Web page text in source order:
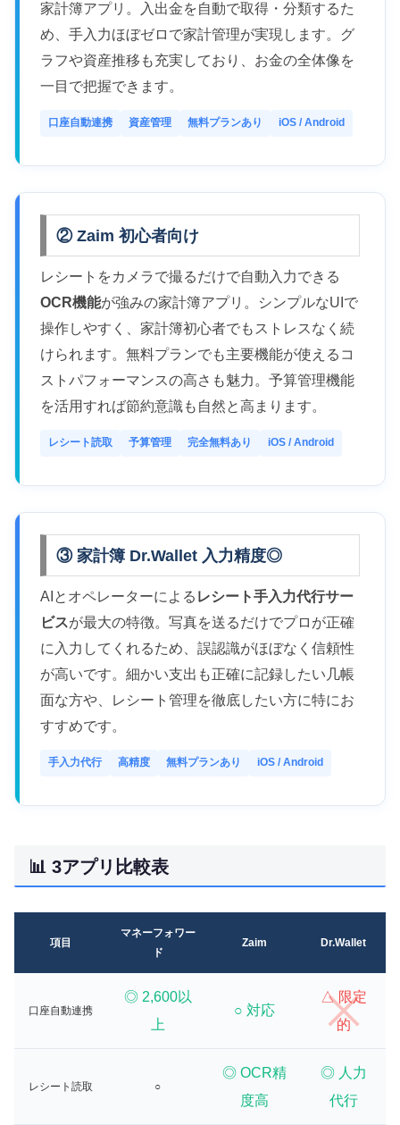
家計簿アプリ。入出金を自動で取得・分類するた
め、手入力ほぼゼロで家計管理が実現します。グ
ラフや資産推移も充実しており、お金の全体像を
一目で把握できます。
口座自動連携 資産管理 無料プランあり iOS / Android
② Zaim 初心者向け
レシートをカメラで撮るだけで自動入力できる
OCR機能が強みの家計簿アプリ。シンプルなUIで
操作しやすく、家計簿初心者でもストレスなく続
けられます。無料プランでも主要機能が使えるコ
ストパフォーマンスの高さも魅力。予算管理機能
を活用すれば節約意識も自然と高まります。
レシート読取 予算管理 完全無料あり iOS / Android
③ 家計簿 Dr.Wallet 入力精度◎
AIとオペレーターによる レシート手入力代行サー
ビスが最大の特徴。写真を送るだけでプロが正確
に入力してくれるため、誤認識がほぼなく信頼性
が高いです。細かい支出も正確に記録したい几帳
面な方や、レシート管理を徹底したい方に特にお
すすめです。
手入力代行 高精度 無料プランあり iOS / Android
📊 3アプリ比較表
項目
マネーフォワー
ド
Zaim Dr.Wallet
口座自動連携
◎ 2,600以
上
○ 対応
△ 限定
的
レシート読取 ○
◎ OCR精
度高
◎ 人力
代行